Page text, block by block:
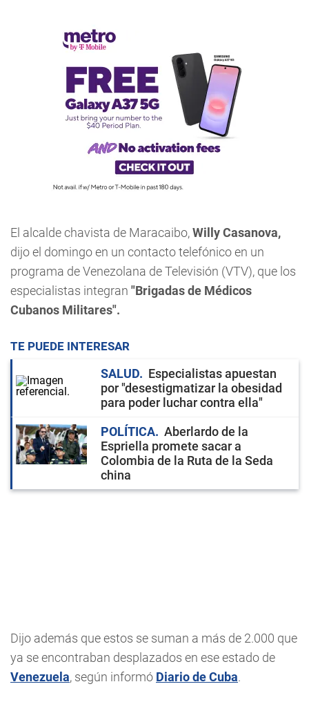
El alcalde chavista de Maracaibo,Willy Casanova,
dijo el domingo en un contacto telefónico en un
programa de Venezolana de Televisión (VTV), que los
especialistas integran "Brigadas de Médicos
Cubanos Militares".
TE PUEDE INTERESAR
SALUD
Especialistas apuestan
por "desestigmatizar la obesidad
para poder luchar contra ella"
POLÍTICA
Aberlardo de la
Espriella promete sacar a
Colombia de la Ruta de la Seda
china
Dijo además que estos se suman a más de 2.000 que
ya se encontraban desplazados en ese estado de
Venezuela, según informó Diario de Cuba.